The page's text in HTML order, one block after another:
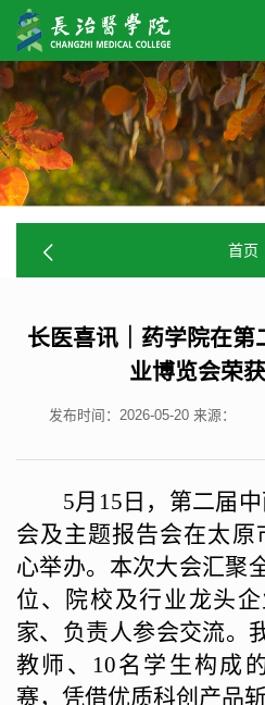
首页
长医喜讯｜药学院在第
业博览会荣
发布时间：2026-05-20 来源：
5月15日，第二届
会及主题报告会在太原
心举办。本次大会汇聚
位、院校及行业龙头
家、负责人参会交流。
教师、10名学生构成
赛，凭借优质科创产品